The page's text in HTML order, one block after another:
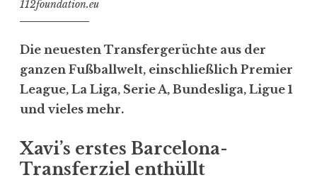
112foundation.eu
Die neuesten Transfergerüchte aus der
ganzen Fußballwelt, einschließlich Premier
League, La Liga, Serie A, Bundesliga, Ligue 1
und vieles mehr.
Xavi’s erstes Barcelona-
Transferziel enthüllt